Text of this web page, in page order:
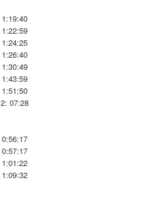
1:19:40
1:22:59
1:24:25
1:26:40
1:30:49
1:43:59
1:51:50
2: 07:28
0:56:17
0:57:17
1:01:22
1:09:32